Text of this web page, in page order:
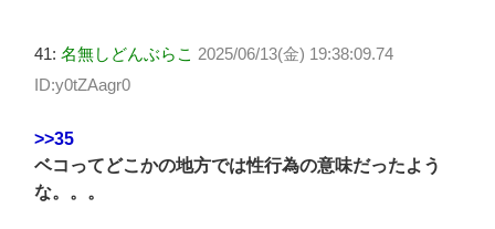
41: 名無しどんぶらこ 2025/06/13(金) 19:38:09.74
ID:y0tZAagr0
>>35
ベコってどこかの地方では性行為の意味だったよう
な。。。